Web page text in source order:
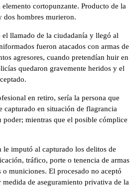
cortopunzante. Producto de la
hombres murieron.
llamado de la ciudadanía y llegó al
fueron atacados con armas de
agresores, cuando pretendían huir en
quedaron gravemente heridos y el
en retiro, sería la persona que
capturado en situación de flagrancia
poder; mientras que el posible cómplice
le imputó al capturado los delitos de
tráfico, porte o tenencia de armas
o municiones. El procesado no aceptó
de aseguramiento privativa de la